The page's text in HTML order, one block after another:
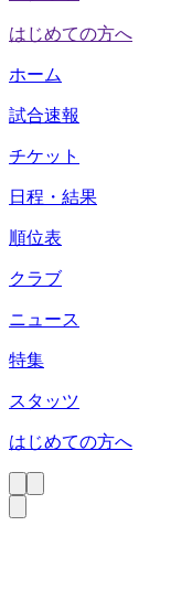
はじめての方へ
ホーム
試合速報
チケット
日程・結果
順位表
クラブ
ニュース
特集
スタッツ
はじめての方へ